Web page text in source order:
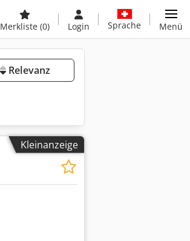
Merkliste (0) Login Sprache Menü
Relevanz
Kleinanzeige